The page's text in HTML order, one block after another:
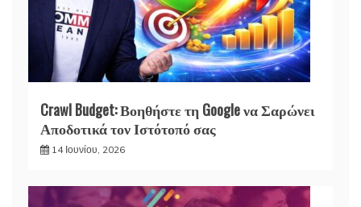
Crawl Budget: Βοηθήστε τη Google να Σαρώνει
Αποδοτικά τον Ιστότοπό σας
14 Ιουνίου, 2026